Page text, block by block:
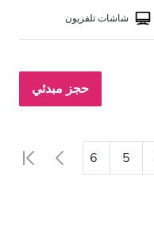
شاشات تلفزيون
حجز مبدئي
5
6
7
8